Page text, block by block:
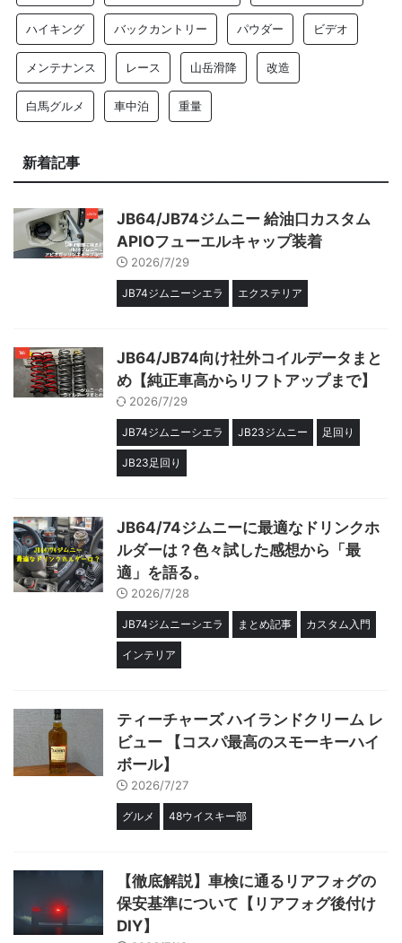
ハイキング バックカントリー パウダー ビデオ
メンテナンス レース 山岳滑降 改造
白馬グルメ 車中泊 重量
新着記事
JB64/JB74ジムニー 給油口カスタム
APIOフューエルキャップ装着
2026/7/29
JB74ジムニーシエラ エクステリア
JB64/JB74向け社外コイルデータまと
め【純正車高からリフトアップまで】
2026/7/29
JB74ジムニーシエラ JB23ジムニー 足回り
JB23足回り
JB64/74ジムニーに最適なドリンクホ
ルダーは？色々試した感想から「最
適」を語る。
2026/7/28
JB74ジムニーシエラ まとめ記事 カスタム入門
インテリア
ティーチャーズ ハイランドクリーム レ
ビュー 【コスパ最高のスモーキーハイ
ボール】
2026/7/27
グルメ 48ウイスキー部
【徹底解説】車検に通るリアフォグの
保安基準について【リアフォグ後付け
DIY】